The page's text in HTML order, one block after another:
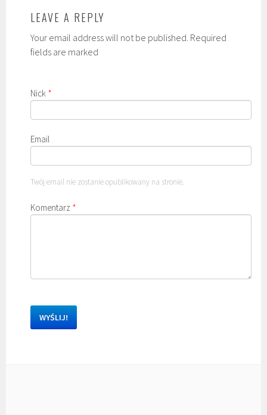
LEAVE A REPLY
Your email address will not be published. Required
fields are marked
Nick *
Email
Twój email nie zostanie opublikowany na stronie.
Komentarz *